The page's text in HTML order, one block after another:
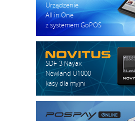
Urządzenie
All in One
z systemem GoPOS
SDF-3 Nayax
Newland U1000
kasy dla myjni